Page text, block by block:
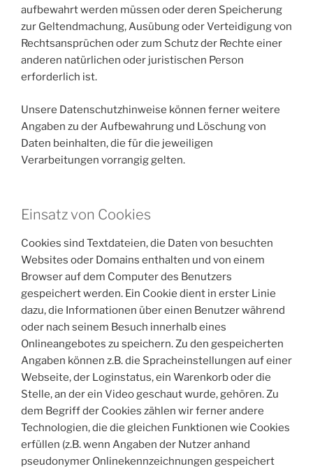
aufbewahrt werden müssen oder deren Speicherung
zur Geltendmachung, Ausübung oder Verteidigung von
Rechtsansprüchen oder zum Schutz der Rechte einer
anderen natürlichen oder juristischen Person
erforderlich ist.
Unsere Datenschutzhinweise können ferner weitere
Angaben zu der Aufbewahrung und Löschung von
Daten beinhalten, die für die jeweiligen
Verarbeitungen vorrangig gelten.
Einsatz von Cookies
Cookies sind Textdateien, die Daten von besuchten
Websites oder Domains enthalten und von einem
Browser auf dem Computer des Benutzers
gespeichert werden. Ein Cookie dient in erster Linie
dazu, die Informationen über einen Benutzer während
oder nach seinem Besuch innerhalb eines
Onlineangebotes zu speichern. Zu den gespeicherten
Angaben können z.B. die Spracheinstellungen auf einer
Webseite, der Loginstatus, ein Warenkorb oder die
Stelle, an der ein Video geschaut wurde, gehören. Zu
dem Begriff der Cookies zählen wir ferner andere
Technologien, die die gleichen Funktionen wie Cookies
erfüllen (z.B. wenn Angaben der Nutzer anhand
pseudonymer Onlinekennzeichnungen gespeichert